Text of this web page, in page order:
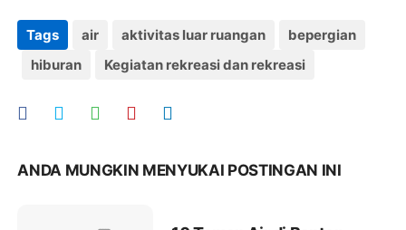
Tags air aktivitas luar ruangan
bepergian
hiburan
Kegiatan rekreasi dan rekreasi
ANDA MUNGKIN MENYUKAI POSTINGAN INI